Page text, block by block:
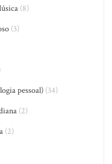
(8)
(3)
pessoal)(34)
(2)
(2)